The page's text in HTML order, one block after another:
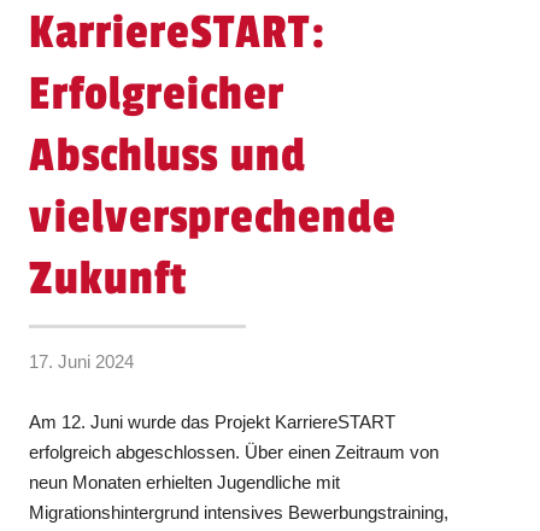
KarriereSTART:
Erfolgreicher
Abschluss und
vielversprechende
Zukunft
17. Juni 2024
Am 12. Juni wurde das Projekt KarriereSTART
erfolgreich abgeschlossen. Über einen Zeitraum von
neun Monaten erhielten Jugendliche mit
Migrationshintergrund intensives Bewerbungstraining,